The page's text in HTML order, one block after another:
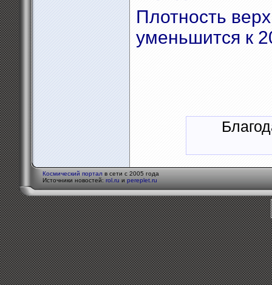
Плотность
уменьшится к
Космический портал в сети с 2005 года
Источники новостей: rol.ru и pereplet.ru